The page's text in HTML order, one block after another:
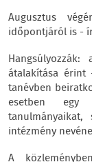
Augusztus
időpontjáról is -
átalakítása érint
tanévben
esetben egy
intézmény
A